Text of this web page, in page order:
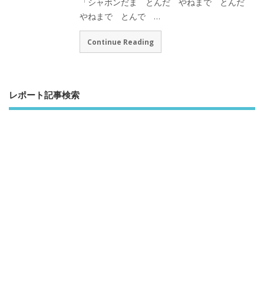
「シャボンだま とんだ やねまで とんだ
やねまで とんで …
Continue Reading
レポート記事検索